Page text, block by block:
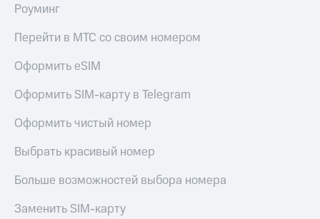
Роуминг
Перейти в МТС со своим номером
Оформить eSIM
Оформить SIM-карту в Telegram
Оформить чистый номер
Выбрать красивый номер
Больше возможностей выбора номера
Заменить SIM-карту